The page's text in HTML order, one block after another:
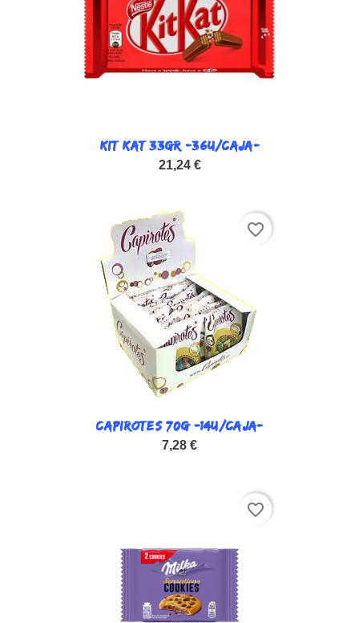
KIT KAT 33GR -36U/CAJA-
21,24 €
CAPIROTES 70G -14U/CAJA-
7,28 €
favorite_border
favorite_border